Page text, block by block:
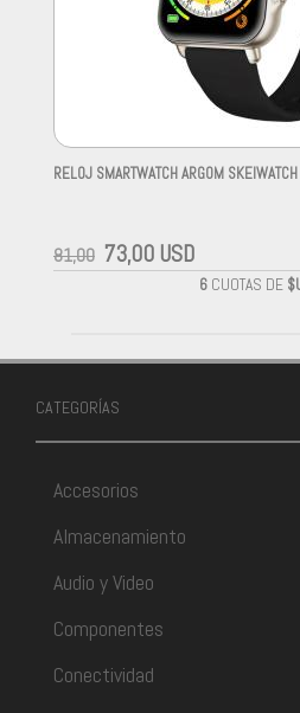
RELOJ SMARTWATCH ARGOM
81,00 73,00 USD
6CUOTAS DE
CATEGORÍAS
Accesorios
Almacenamiento
Audio y Video
Componentes
Conectividad